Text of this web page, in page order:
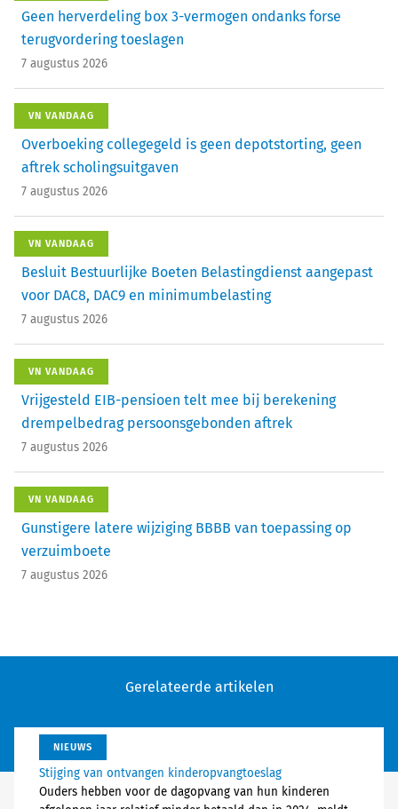
Geen herverdeling box 3-vermogen ondanks forse
terugvordering toeslagen
7 augustus 2026
VN VANDAAG
Overboeking collegegeld is geen depotstorting, geen
aftrek scholingsuitgaven
7 augustus 2026
VN VANDAAG
Besluit Bestuurlijke Boeten Belastingdienst aangepast
voor DAC8, DAC9 en minimumbelasting
7 augustus 2026
VN VANDAAG
Vrijgesteld EIB-pensioen telt mee bij berekening
drempelbedrag persoonsgebonden aftrek
7 augustus 2026
VN VANDAAG
Gunstigere latere wijziging BBBB van toepassing op
verzuimboete
7 augustus 2026
Gerelateerde artikelen
NIEUWS
Stijging van ontvangen kinderopvangtoeslag
Ouders hebben voor de dagopvang van hun kinderen